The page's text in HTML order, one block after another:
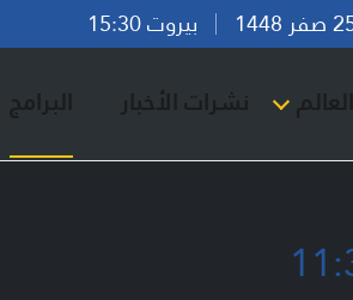
بيروت 15:30
العالم نشرات الأخبار البرامج